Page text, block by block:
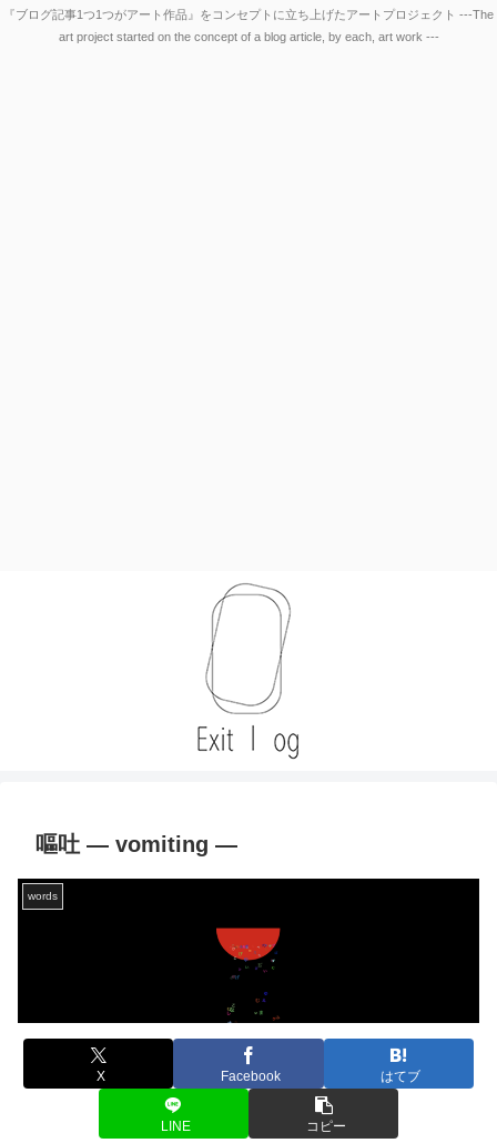
『ブログ記事1つ1つがアート作品』をコンセプトに立ち上げたアートプロジェクト ---The
art project started on the concept of a blog article, by each, art work ---
嘔吐 — vomiting —
words
X Facebook はてブ
LINE コピー